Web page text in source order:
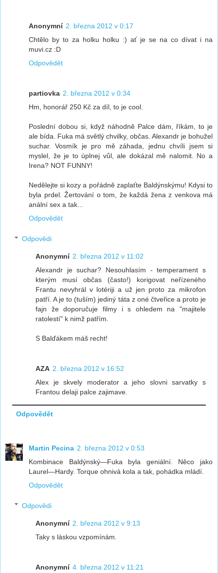
Anonymní 2. března 2012 v 0:17
Chtělo by to za holku holku :) ať je se na co dívat i na
muvi.cz :D
Odpovědět
partiovka 2. března 2012 v 0:34
Hm, honorář 250 Kč za díl, to je cool.
Poslední dobou si, když náhodně Palce dám, říkám, to je
ale bída. Fuka má světlý chvilky, občas. Alexandr je bohužel
suchar. Vosmík je pro mě záhada, jednu chvíli jsem si
myslel, že je to úplnej vůl, ale dokázal mě nalomit. No a
Irena? NOT FUNNY!
Nedělejte si kozy a pořádně zaplaťte Baldýnskýmu! Kdysi to
byla prdel. Žertování o tom, že každá žena z venkova má
anální sex a tak...
Odpovědět
Odpovědi
Anonymní 2. března 2012 v 11:02
Alexandr je suchar? Nesouhlasím - temperament s
kterým musí občas (často!) korigovat neřízeného
Frantu nevyhrál v lotériji a už jen proto za mikrofon
patří. A je to (tuším) jediný táta z oné čtveřice a proto je
fajn že doporučuje filmy i s ohledem na "majitele
ratolestí" k nimž patřím.
S Balďákem máš recht!
AZA 2. března 2012 v 16:52
Alex je skvely moderator a jeho slovni sarvatky s
Frantou delaji palce zajimave.
Odpovědět
Martin Pecina 2. března 2012 v 0:53
Kombinace Baldýnský—Fuka byla geniální. Něco jako
Laurel—Hardy. Torque ohnivá kola a tak, pohádka mládí.
Odpovědět
Odpovědi
Anonymní 2. března 2012 v 9:13
Taky s láskou vzpomínám.
Anonymní 4. března 2012 v 11:21